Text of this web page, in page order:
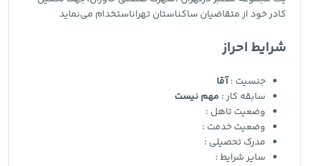
کادر خود از متقاضیان ساکناستان تهراناستخدام می‌نماید
شرایط احراز
جنسیت :آقا
سابقه کار : مهم نیست
وضعیت تاهل :
وضعیت خدمت :
مدرک تحصیلی :
سایر شرایط :